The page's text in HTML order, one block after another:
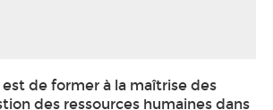
est de former à la maîtrise des
des ressources humaines dans